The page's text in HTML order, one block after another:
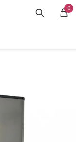
0
MI CUENTA